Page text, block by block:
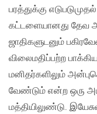
பரத்துக்கு
கட்டளையானது தேவ
ஜாதிகளுடனும்
விலைமதிப்பற்ற
மனிதர்களிலும்
வேண்டும் என்ற ஒரு
மத்தியிலுண்டு.